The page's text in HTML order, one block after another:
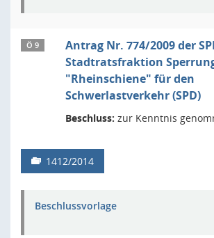
Ö 9
Antrag Nr. 774/2009 der
Stadtratsfraktion
"Rheinschiene" für den
Schwerlastverkehr (SPD)
Beschluss: zur Kenntnis
1412/2014
Beschlussvorlage